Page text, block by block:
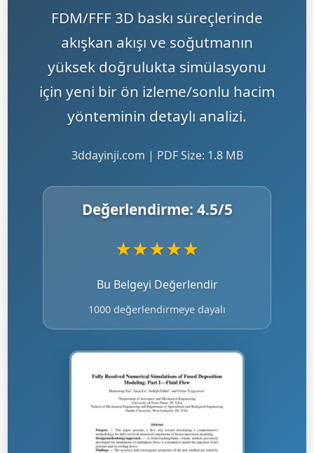
FDM/FFF 3D baskı süreçlerinde
akışkan akışı ve soğutmanın
yüksek doğrulukta simülasyonu
için yeni bir ön izleme/sonlu hacim
yönteminin detaylı analizi.
3ddayinji.com | PDF Size: 1.8 MB
Değerlendirme: 4.5/5
★★★★★
Bu Belgeyi Değerlendir
1000 değerlendirmeye dayalı